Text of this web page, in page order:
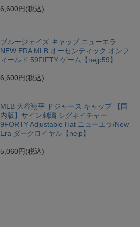
6,600円 (税込)
ブルージェイズ キャップ ニューエラ
NEW ERA MLB オーセンティック オンフ
ィールド 59FIFTY ゲーム【nejp59】
6,600円 (税込)
MLB 大谷翔平 ドジャース キャップ 【国
内版】サイン刺繍 シグネイチャー
9FORTY Adjustable Hat ニューエラ/New
Era ダークロイヤル【nejp】
5,060円 (税込)